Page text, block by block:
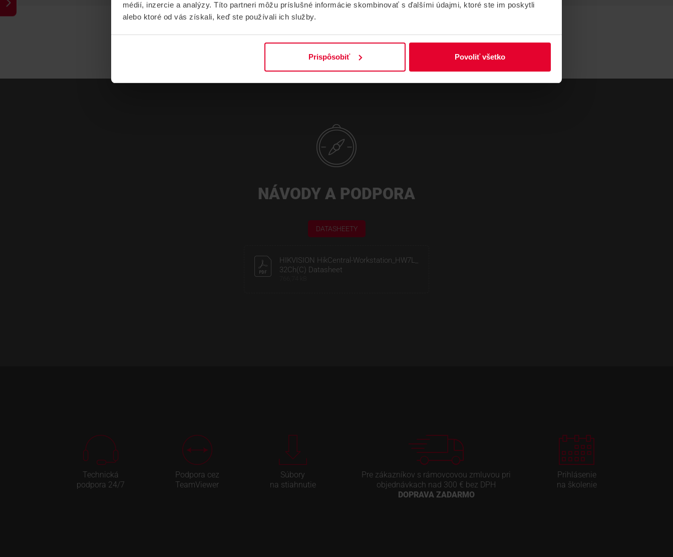
médií, inzercie a analýzy. Títo partneri môžu príslušné informácie skombinovať s ďalšími údajmi, ktoré ste im poskytli
alebo ktoré od vás získali, keď ste používali ich služby.
Prispôsobiť Povoliť všetko
NÁVODY A PODPORA
DATASHEETY
HIKVISION HikCentral-Workstation_HW7L_
32Ch(C) Datasheet
Technická
podpora 24/7
Podpora cez
TeamViewer
Súbory
na stiahnutie
Pre zákazníkov s rámovcovou zmluvou pri
objednávkach nad 300 € bez DPH
DOPRAVA ZADARMO
Prihlásenie
na školenie